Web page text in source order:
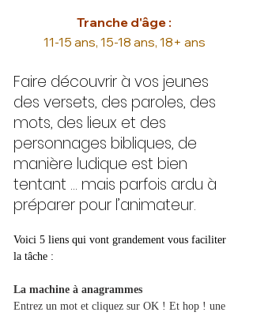
Tranche d'âge :
11-15 ans, 15-18 ans, 18+ ans
Faire découvrir à vos jeunes
des versets, des paroles, des
mots, des lieux et des
personnages bibliques, de
manière ludique est bien
tentant … mais parfois ardu à
préparer pour l’animateur.
Voici 5 liens qui vont grandement vous faciliter
la tâche :
La machine à anagrammes
Entrez un mot et cliquez sur OK ! Et hop ! une